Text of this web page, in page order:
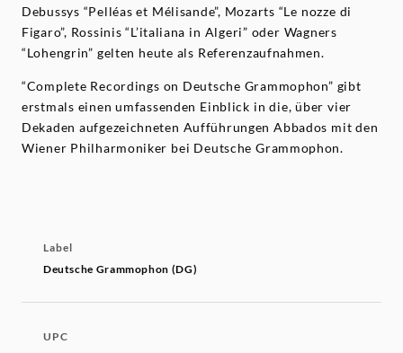
Debussys “Pelléas et Mélisande”, Mozarts “Le nozze di
Figaro”, Rossinis “L’italiana in Algeri” oder Wagners
“Lohengrin” gelten heute als Referenzaufnahmen.
“Complete Recordings on Deutsche Grammophon” gibt
erstmals einen umfassenden Einblick in die, über vier
Dekaden aufgezeichneten Aufführungen Abbados mit den
Wiener Philharmoniker bei Deutsche Grammophon.
Label
Deutsche Grammophon (DG)
UPC